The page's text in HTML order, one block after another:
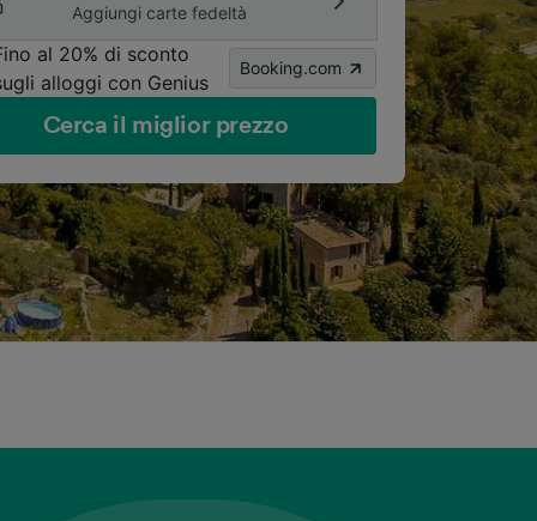
Aggiungi carte fedeltà
al 20% di sconto
alloggi con Genius
Booking.com
Cerca il miglior prezzo